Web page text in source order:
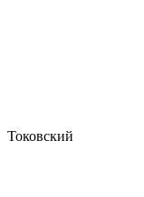
Токовский